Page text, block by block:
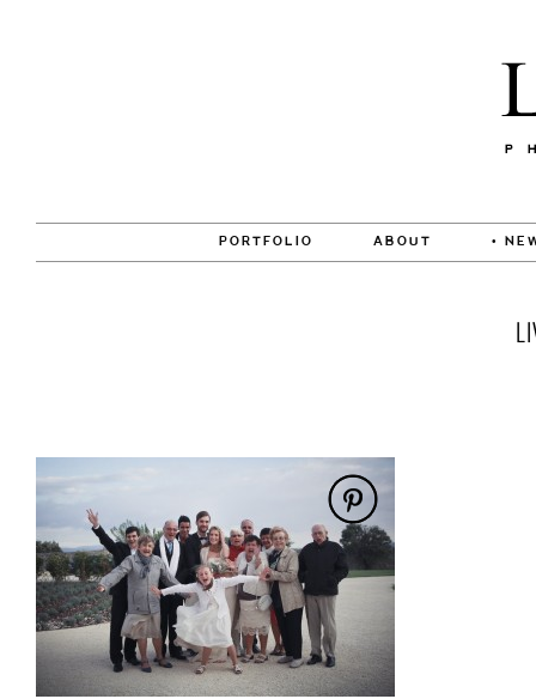
PORTFOLIO ABOUT •